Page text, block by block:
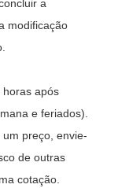
a
modificação
horas após
e feriados).
preço, envie-
de outras
cotação.